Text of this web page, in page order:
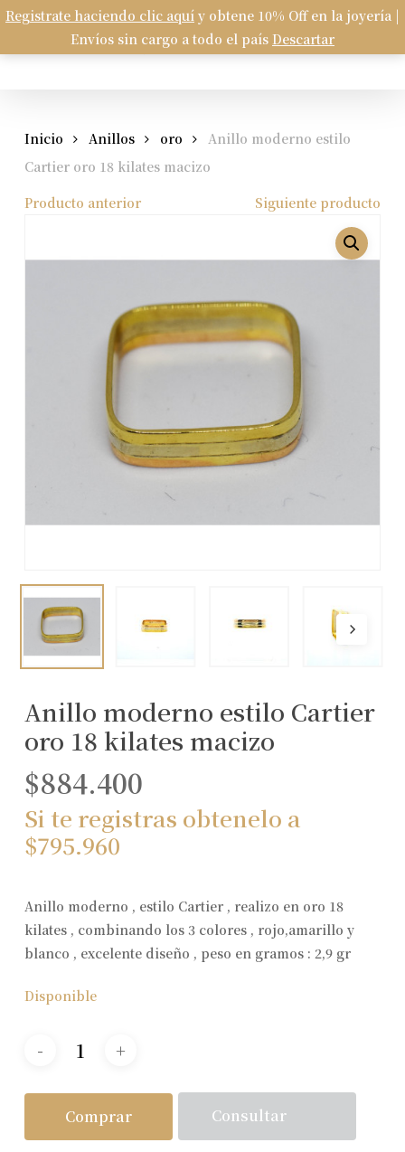
Registrate haciendo clic aquí y obtene 10% Off en la joyería |
Envíos sin cargo a todo el país Descartar
Skip
main
search
Carrito Cart
Inicio Anillos oro
Anillo moderno estilo
Cartier oro 18 kilates macizo
Producto anterior
Siguiente producto
Anillo moderno estilo Cartier
oro 18 kilates macizo
$884.400
Si te registras obtenelo a
$795.960
Anillo moderno , estilo Cartier , realizo en oro 18
kilates , combinando los 3 colores , rojo,amarillo y
blanco , excelente diseño , peso en gramos : 2,9 gr
Disponible
Comprar Consultar